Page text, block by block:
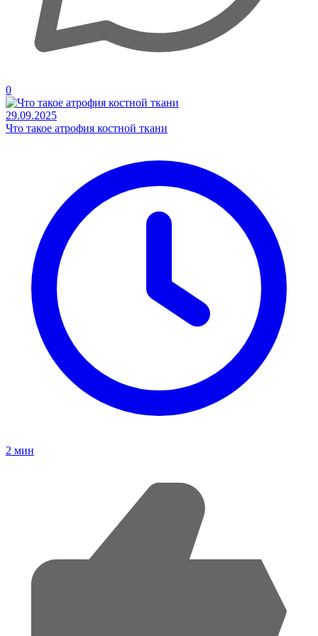
0
29.09.2025
Что такое атрофия костной ткани
2 мин